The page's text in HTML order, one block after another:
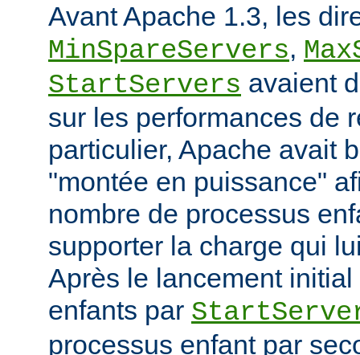
Avant Apache 1.3, les
MinSpareServers,
StartServers avaient
sur les performances de
particulier, Apache avait
"montée en puissance"
nombre de processus
supporter la charge qui
Après le lancement
enfants par
processus enfant par